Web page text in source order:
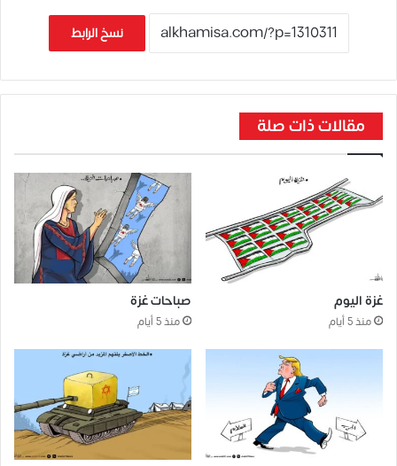
نسخ الرابط
مقالات ذات صلة
غزة اليوم
منذ 5 أيام
صباحات غزة
منذ 5 أيام